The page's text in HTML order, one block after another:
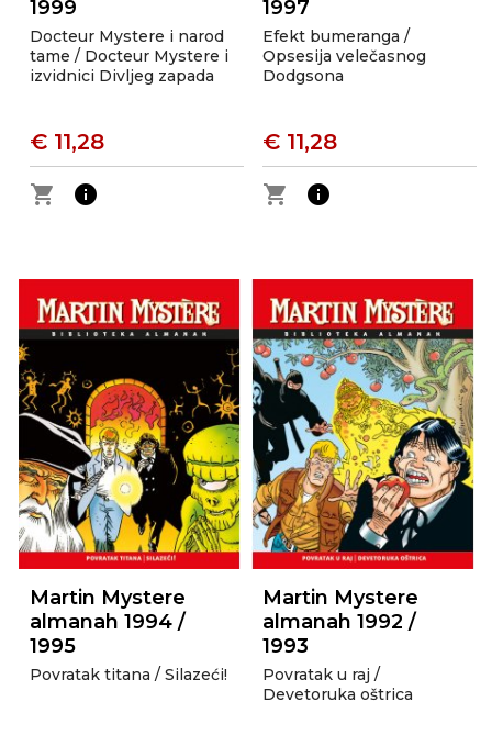
1999
Docteur Mystere i narod
tame / Docteur Mystere i
izvidnici Divljeg zapada
€ 11,28
shopping_cart
info
1997
Efekt bumeranga /
Opsesija velečasnog
Dodgsona
€ 11,28
shopping_cart
info
Martin Mystere
almanah 1994 /
1995
Povratak titana / Silazeći!
Martin Mystere
almanah 1992 /
1993
Povratak u raj /
Devetoruka oštrica